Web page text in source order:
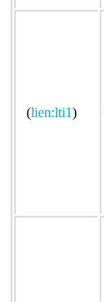
(lien:lti1)